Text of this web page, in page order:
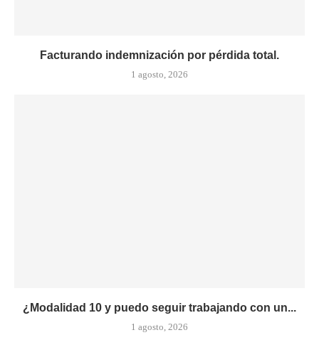
Facturando indemnización por pérdida total.
1 agosto, 2026
¿Modalidad 10 y puedo seguir trabajando con un...
1 agosto, 2026